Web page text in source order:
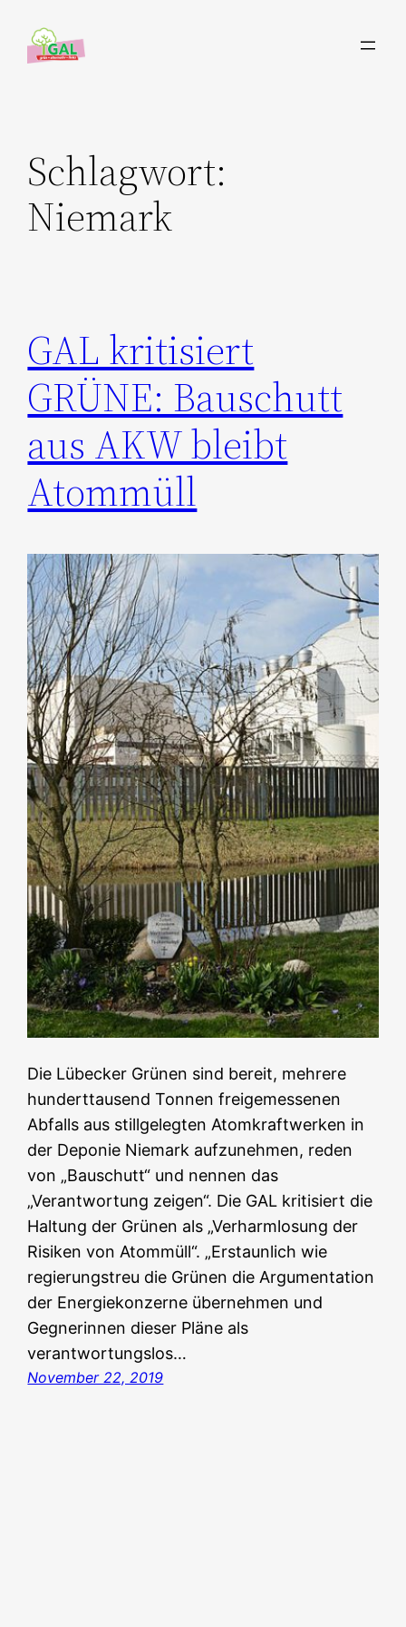
Inhalt
springen
Schlagwort:
Niemark
GAL kritisiert
GRÜNE: Bauschutt
aus AKW bleibt
Atommüll
Die Lübecker Grünen sind bereit, mehrere
hunderttausend Tonnen freigemessenen
Abfalls aus stillgelegten Atomkraftwerken in
der Deponie Niemark aufzunehmen, reden
von „Bauschutt“ und nennen das
„Verantwortung zeigen“. Die GAL kritisiert die
Haltung der Grünen als „Verharmlosung der
Risiken von Atommüll“. „Erstaunlich wie
regierungstreu die Grünen die Argumentation
der Energiekonzerne übernehmen und
Gegnerinnen dieser Pläne als
verantwortungslos…
November 22, 2019